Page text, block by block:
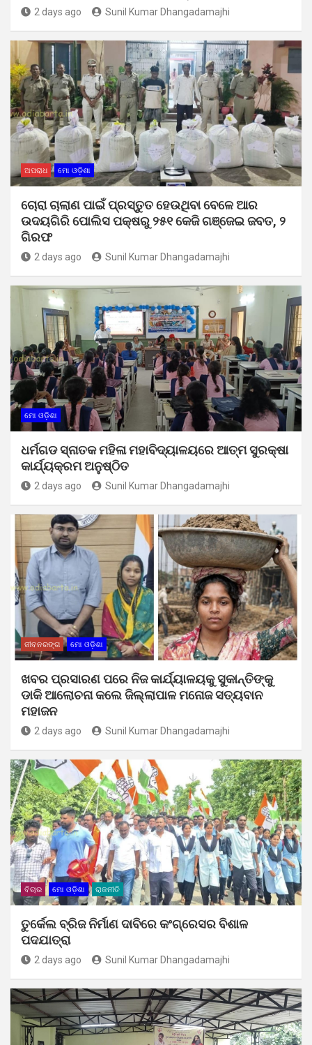
2 days ago Sunil Kumar Dhangadamajhi
ଅପରାଧ ମୋ ଓଡ଼ିଶା
ଚୋରା ଚାଲାଣ ପାଇଁ ପ୍ରସ୍ତୁତ ହେଉଥିବା ବେଳେ ଆର
ଉଦୟଗିରି ପୋଲିସ ପକ୍ଷରୁ ୨୫୧ କେଜି ଗଞ୍ଜେଇ ଜବତ, ୨
ଗିରଫ
2 days ago Sunil Kumar Dhangadamajhi
ମୋ ଓଡ଼ିଶା
ଧର୍ମଗଡ ସ୍ନାତକ ମହିଳା ମହାବିଦ୍ୟାଳୟରେ ଆତ୍ମ ସୁରକ୍ଷା
କାର୍ଯ୍ୟକ୍ରମ ଅନୁଷ୍ଠିତ
2 days ago Sunil Kumar Dhangadamajhi
ଜୀବନରଙ୍ଗ ମୋ ଓଡ଼ିଶା
ଖବର ପ୍ରସାରଣ ପରେ ନିଜ କାର୍ଯ୍ୟାଳୟକୁ ସୁକାନ୍ତିଙ୍କୁ
ଡାକି ଆଲୋଚନା କଲେ ଜିଲ୍ଲାପାଳ ମନୋଜ ସତ୍ୟବାନ
ମହାଜନ
2 days ago Sunil Kumar Dhangadamajhi
ବିଚାର ମୋ ଓଡ଼ିଶା ରାଜନୀତି
ତୁର୍କେଲ ବ୍ରିଜ ନିର୍ମାଣ ଦାବିରେ କଂଗ୍ରେସର ବିଶାଳ
ପଦଯାତ୍ରା
2 days ago Sunil Kumar Dhangadamajhi